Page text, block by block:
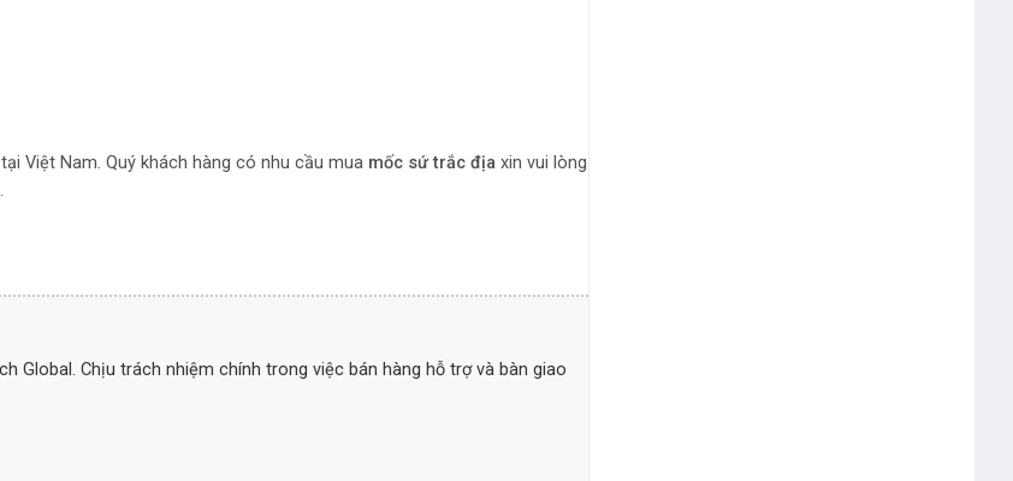
tại Việt Nam. Quý khách hàng có nhu cầu mua mốc sứ trắc địa xin vui lòng
Global. Chịu trách nhiệm chính trong việc bán hàng hỗ trợ và bàn giao